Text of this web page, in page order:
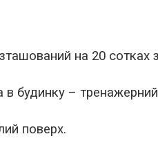
на 20 сотках
в будинку –
поверх.